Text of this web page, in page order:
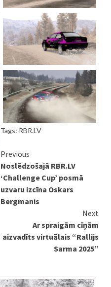
Tags: RBR.LV
Continue
Reading
Previous
Noslēdzošajā RBR.LV
‘Challenge Cup’ posmā
uzvaru izcīna Oskars
Bergmanis
Next
Ar spraigām cīņām
aizvadīts virtuālais “Rallijs
Sarma 2025”